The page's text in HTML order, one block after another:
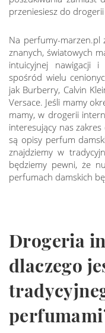
przeniesiesz do
Na perfumy-marzen.pl
znanych, światowych
intuicyjnej nawigacji
spośród wielu
jak Burberry, Calvin
Versace. Jeśli mamy
mamy, w drogerii
interesujący nas
są opisy perfum
znajdziemy w
będziemy pewni, że
perfumach damskich
Drogeria
dlaczego